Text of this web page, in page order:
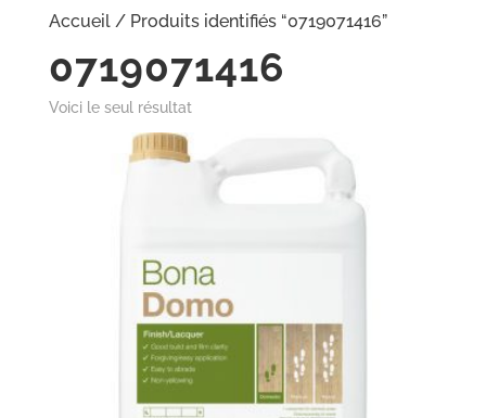
Accueil/ Produits identifiés “0719071416”
0719071416
Voici le seul résultat